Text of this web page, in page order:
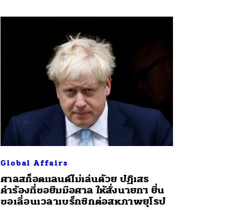
Global Affairs
ศาลสก็อตแลนด์ไม่เล่นด้วย ปฏิเสธ
คำร้องที่ขอยืมมือศาล ให้สั่งนายกฯ ยื่น
ขอเลื่อนเวลาเบร็กซิกต่อสหภาพยุโรป